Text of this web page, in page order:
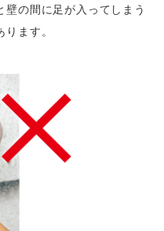
の間に足が入ってしまう
ます。